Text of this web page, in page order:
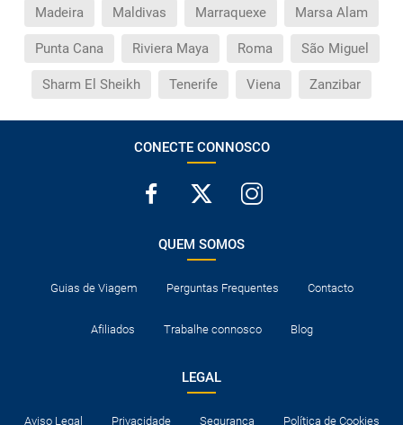
Madeira Maldivas Marraquexe Marsa Alam
Punta Cana Riviera Maya Roma São Miguel
Sharm El Sheikh Tenerife Viena Zanzibar
CONECTE CONNOSCO
QUEM SOMOS
Guias de Viagem Perguntas Frequentes Contacto
Afiliados Trabalhe connosco Blog
LEGAL
Aviso Legal Privacidade Segurança Política de Cookies